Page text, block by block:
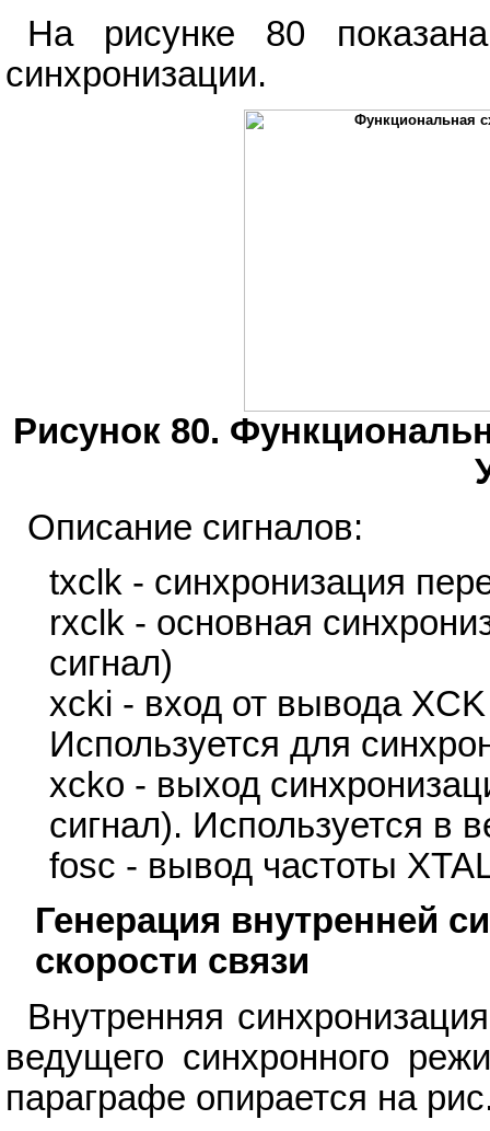
На рисунке 80
синхронизации.
Рисунок 80.
Описание сигналов:
txclk - синхронизация
rxclk - основная
сигнал)
xcki - вход от вывода
Используется для
xcko - выход
сигнал). Используется в
fosc - вывод частоты
Генерация внутренней
скорости связи
Внутренняя
ведущего синхронного
параграфе опирается на